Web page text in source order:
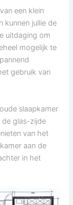
een klein
kunnen jullie de
uitdaging om
mogelijk te
gebruik van
slaapkamer
de glas-zijde
van het
aan de
in het